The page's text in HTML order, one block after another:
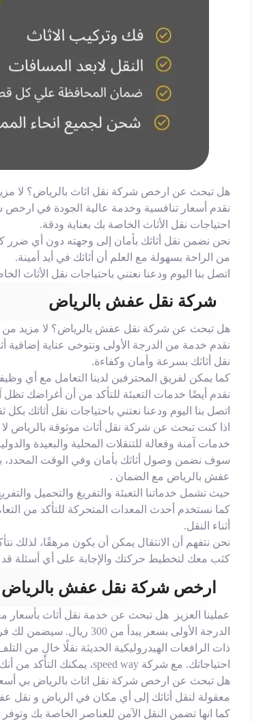
هل تبحث عن ارخص شركة نقل اثاث بالرياض؟ لا
نقدم أسعار تنافسية وخدمة عالية الجودة في
احتياجات نقل الأثاث الخاصة بك بعناية ودقة.
نحن نضمن نقل أثاثك بأمان إلى وجهته دون أي ضرر
من الراحة بسهولة مع العلم أن أثاثك في أيد أمينة.
اتصل بنا اليوم ودعنا نعتني باحتياجات نقل
شركة نقل عفش بالرياض
هل تبحث عن شركة نقل عفش بالرياض؟ لا مزيد من
نقدم خدمة من الدرجة الأولى ونتوخى عناية إضافية
نقل أثاثك بسرعة وأمان وكفاءة.
كما يمكن لفريق المحترفين لدينا التعامل مع أي
نقدم أيضًا خدمات التعبئة للتأكد من أن أغراضك تظل
اتصل بنا اليوم ودعنا نعتني باحتياجات نقل أثاثك
خدمات آمنة وفعالة للتنقلات المحلية والبعيدة
سوف نضمن وصول أثاثك بأمان وفي الوقت المحدد،
عفش بالرياض مع الضمان .
حيث تشمل خدماتنا التعبئة والتفريغ والتحميل
كما نستخدم أحدث المعدات المتحركة للتأكد من
أثناء النقل.
نحن نتفهم أن الانتقال يمكن أن يكون مرهقًا، لذلك
كثب معك لتخطيط حركتك والإجابة على أي أسئلة قد
ارخص شركة نقل عفش بالرياض 300 ريال
عملينا العزيز هل تبحث عن خدمة نقل أثاث بأسعار
الدرجة الأولى بسعر
ذات الرافعات الهيدروليكية الحديثة نقلًا خالٍ من
احتياجاتك. مع شركة speed way، يمكنك التأكد من أنك ستحصل على أفضل خدمة وقيمة مقابل أموالك.
معقولة لنقل أثاثك إلى أي مكان في الرياض و نقل
كما انها تضمن النقل الآمن للعناصر الخاصة بك